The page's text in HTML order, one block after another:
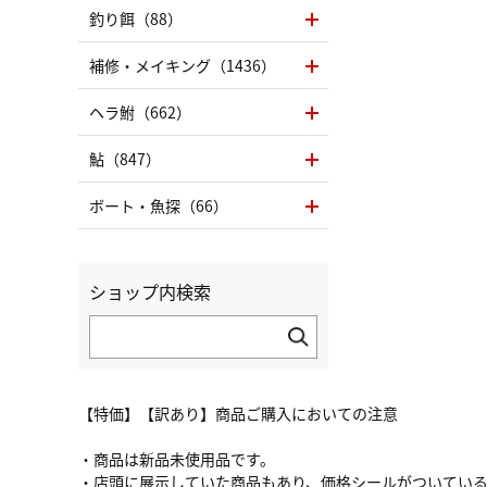
【特価】【訳あり】商品ご購入においての注意
・商品は新品未使用品です。
・店頭に展示していた商品もあり、価格シールがついている
釣り餌（88）
補修・メイキング（1436）
ヘラ鮒（662）
鮎（847）
ボート・魚探（66）
ショップ内検索